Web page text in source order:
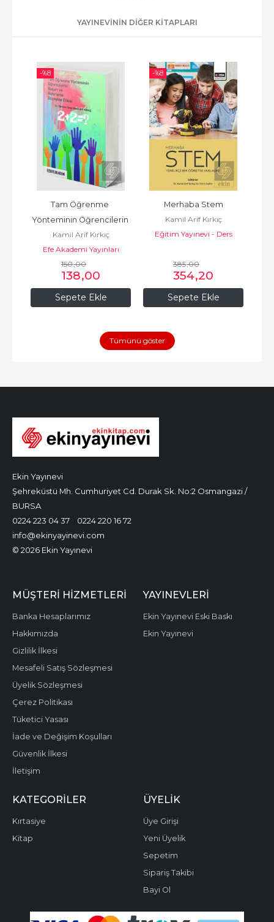
YAYINEVININ DIĞER KITAPLARI
-%8
Sepete Ekle
Tam Öğrenme
Yönteminin Öğrencilerin
Başarı ve Hatı
Kamil Arif Kırkıç
Efe Akademi Yayınları
150,00
138,00
-%8
Sepete Ekle
Merhaba Stem
Kamil Arif Kırkıç
Eğitim Yayınevi - Ders
385,00
354,20
Tümünü göster
Ekin Yayınevi
Şehreküstü Mh. Cumhuriyet Cd. Durak Sk. No:2 Osmangazi /
BURSA
0224 223 04 37
0224 220 16 72
info@ekinyayinevi.com
© 2026 Ekin Yayınevi
MÜŞTERI HIZMETLERI
Banka Hesaplarımız
Hakkımızda
Gizlilik İlkesi
Mesafeli Satış Sözleşmesi
Üyelik Sözleşmesi
Çerez Politikası
Tüketici Yasası
İade ve Değişim Koşulları
Güvenlik İlkesi
İletişim
YAYINEVLERI
Ekin Yayınevi Eski Baskı
Ekin Yayınevi
KATEGORILER
Kırtasiye
Kitap
ÜYELIK
Üye Girişi
Yeni Üyelik
Sepetim
Sipariş Takibi
Bayi Ol